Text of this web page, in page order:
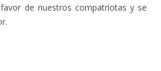
de nuestros compatriotas y se